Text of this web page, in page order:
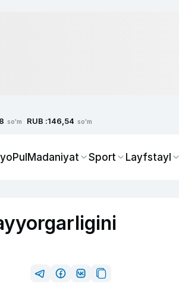
so'm RUB :146,54 so'm
PulMadaniyat Sport Layfstayl